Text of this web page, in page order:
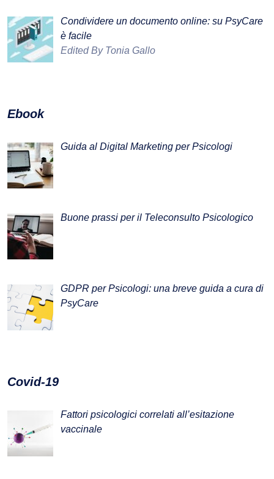
Condividere un documento online: su PsyCare
è facile
Edited By Tonia Gallo
Ebook
Guida al Digital Marketing per Psicologi
Buone prassi per il Teleconsulto Psicologico
GDPR per Psicologi: una breve guida a cura di
PsyCare
Covid-19
Fattori psicologici correlati all’esitazione
vaccinale